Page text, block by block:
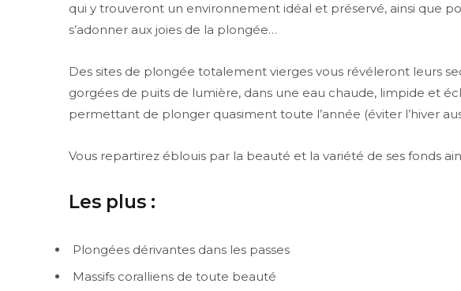
qui y trouveront un environnement idéal et préservé, ainsi que
s’adonner aux joies de la plongée…
Des sites de plongée totalement vierges vous révéleront leurs
gorgées de puits de lumière, dans une eau chaude, limpide et
permettant de plonger quasiment toute l’année (éviter l’hiver
Vous repartirez éblouis par la beauté et la variété de ses fonds
Les plus :
Plongées dérivantes dans les passes
Massifs coralliens de toute beauté